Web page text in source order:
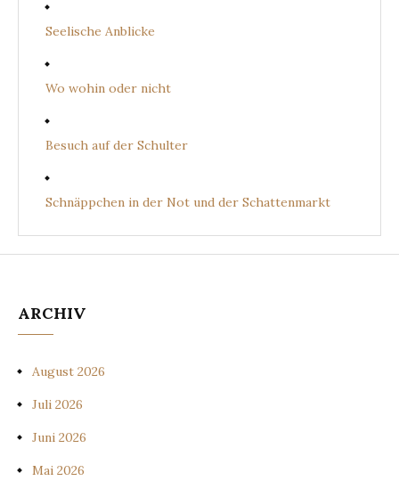
Seelische Anblicke
Wo wohin oder nicht
Besuch auf der Schulter
Schnäppchen in der Not und der Schattenmarkt
ARCHIV
August 2026
Juli 2026
Juni 2026
Mai 2026